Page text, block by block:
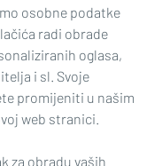
privatnosti
Suradnici
osobne podatke
radi obrade
oglasa,
i sl. Svoje
promijeniti u našim
web stranici.
za obradu vaših